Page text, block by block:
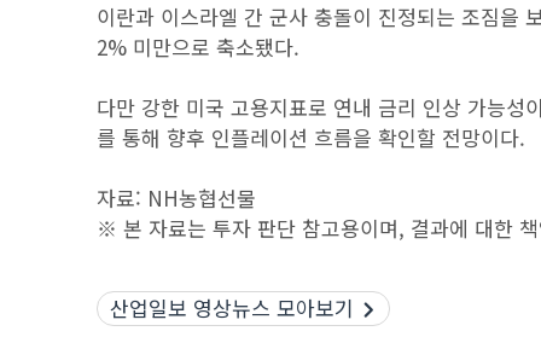
이란과 이스라엘 간 군사 충돌이 진정되는 조짐을
2% 미만으로 축소됐다.
다만 강한 미국 고용지표로 연내 금리 인상 가능
를 통해 향후 인플레이션 흐름을 확인할 전망이다.
자료: NH농협선물
※ 본 자료는 투자 판단 참고용이며, 결과에 대한
산업일보 영상뉴스 모아보기